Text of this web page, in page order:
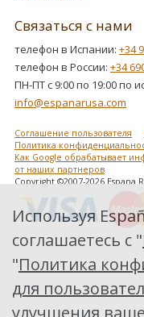
Связаться с нами
телефон в Испании: +34
телефон в России: +34
ПН-ПТ с 9:00 по 19:00 по
info@espanarusa.com
Соглашение пользователя
Политика
Как Google обрабатывает
от наших партнеров
Copyright ©2007-2026 Espana
Используя
соглашаетесь с "
"Политика
для
улучшения